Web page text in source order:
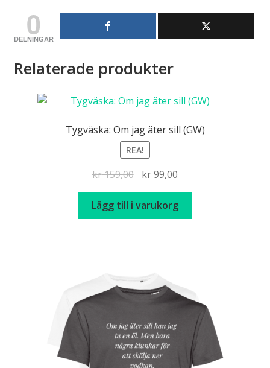
0
DELNINGAR
Relaterade produkter
Tygväska: Om jag äter sill (GW)
REA!
kr159,00
Det
ursprungliga
priset
var:
kr99,00
nuvarande
priset
är:
Lägg till i varukorg